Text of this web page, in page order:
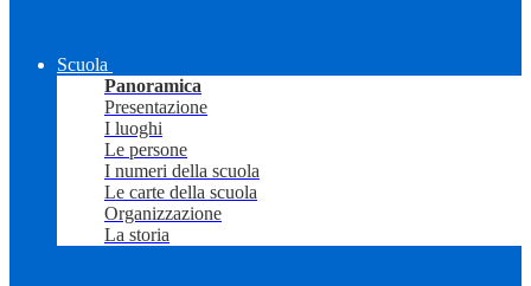
Scuola
Panoramica
Presentazione
I luoghi
Le persone
I numeri della scuola
Le carte della scuola
Organizzazione
La storia